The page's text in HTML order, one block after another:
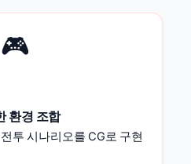
🎮
환경 조합
투 시나리오를 CG로 구현